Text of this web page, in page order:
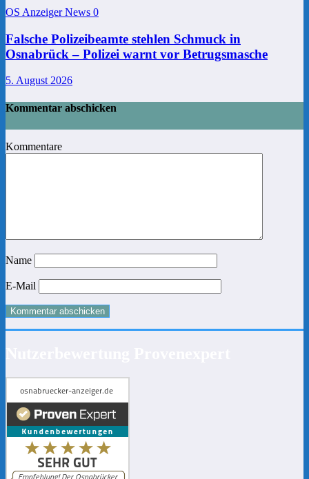
OS Anzeiger News 0
Falsche Polizeibeamte stehlen Schmuck in
Osnabrück – Polizei warnt vor Betrugsmasche
5. August 2026
Kommentar abschicken
Kommentare
Name
E-Mail